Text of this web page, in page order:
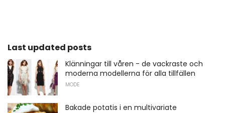
Last updated posts
Klänningar till våren - de vackraste och
moderna modellerna för alla tillfällen
MODE
Bakade potatis i en multivariate